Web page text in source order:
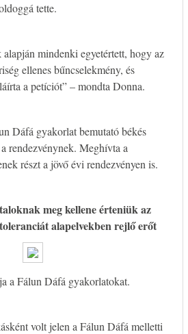
tette.
mindenki egyetértett, hogy az
ellenes bűncselekmény, és
a petíciót” – mondta Donna.
Dáfá gyakorlat bemutató békés
rendezvénynek. Meghívta a
részt a jövő évi rendezvényen is.
meg kellene érteniük az
alapelvekben rejlő erőt
a Fálun Dáfá gyakorlatokat.
volt jelen a Fálun Dáfá melletti